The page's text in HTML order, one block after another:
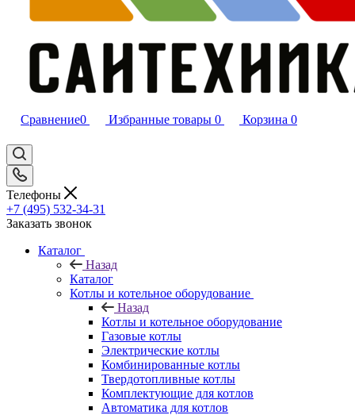
Сравнение0 Избранные товары 0 Корзина 0
Телефоны
+7 (495) 532‑34‑31
Заказать звонок
Каталог
Назад
Каталог
Котлы и котельное оборудование
Назад
Котлы и котельное оборудование
Газовые котлы
Электрические котлы
Комбинированные котлы
Твердотопливные котлы
Комплектующие для котлов
Автоматика для котлов